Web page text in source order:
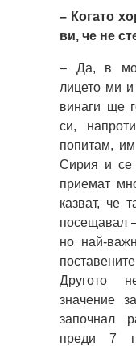
– Когато
ви, че не
– Да, в
лицето ми и
винаги ще
си,
попитам,
Сирия и се
приемат
казват, че
посещавал
но най-
Другото
значение
започнал
преди 7